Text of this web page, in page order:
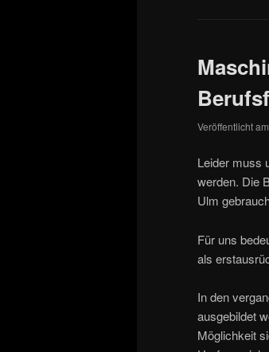
Veröffentlicht am
Leider muss
werden. Die
Ulm
Für uns
als
In den
ausgebildet
Möglichkeit